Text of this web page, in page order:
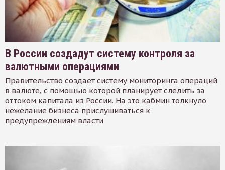
В России создадут систему контроля за
валютными операциями
Правительство создает систему мониторинга операций
в валюте, с помощью которой планирует следить за
оттоком капитала из России. На это кабмин толкнуло
нежелание бизнеса прислушиваться к
предупреждениям власти